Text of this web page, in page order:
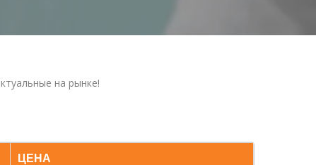
на рынке!
ЦЕНА